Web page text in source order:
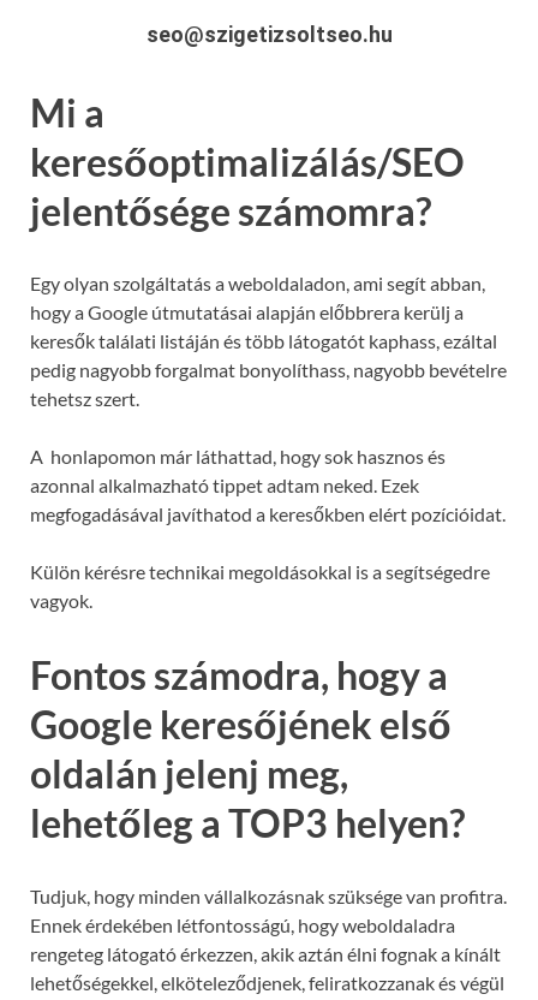
seo@szigetizsoltseo.hu
Mi a
keresőoptimalizálás/SEO
jelentősége számomra?
Egy olyan szolgáltatás a weboldaladon, ami segít abban,
hogy a Google útmutatásai alapján előbbrera kerülj a
keresők találati listáján és több látogatót kaphass, ezáltal
pedig nagyobb forgalmat bonyolíthass, nagyobb bevételre
tehetsz szert.
A honlapomon már láthattad, hogy sok hasznos és
azonnal alkalmazható tippet adtam neked. Ezek
megfogadásával javíthatod a keresőkben elért pozícióidat.
Külön kérésre technikai megoldásokkal is a segítségedre
vagyok.
Fontos számodra, hogy a
Google keresőjének első
oldalán jelenj meg,
lehetőleg a TOP3 helyen?
Tudjuk, hogy minden vállalkozásnak szüksége van profitra.
Ennek érdekében létfontosságú, hogy weboldaladra
rengeteg látogató érkezzen, akik aztán élni fognak a kínált
lehetőségekkel, elköteleződjenek, feliratkozzanak és végül